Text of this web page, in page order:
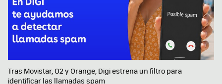
Tras Movistar, O2 y Orange, Digi estrena un filtro para
identificar las llamadas spam